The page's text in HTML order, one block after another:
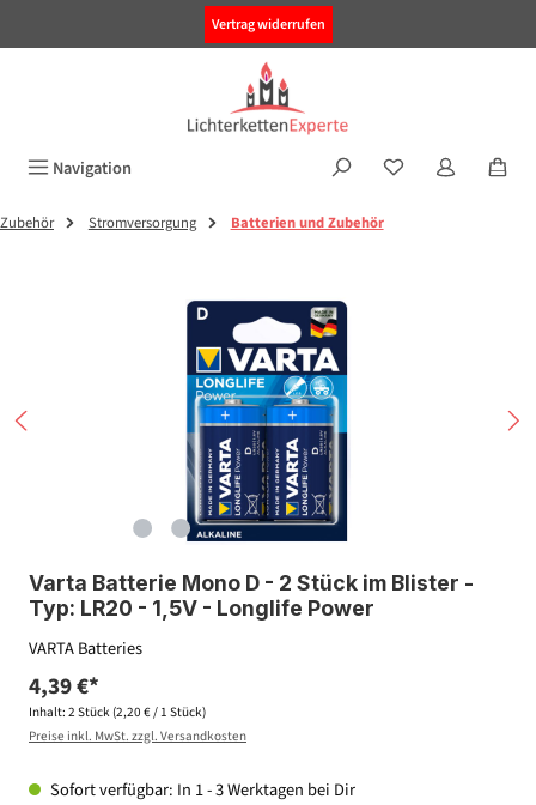
Vertrag widerrufen
Navigation
Zubehör Stromversorgung Batterien und Zubehör
Bildergalerie überspringen
Varta Batterie Mono D - 2 Stück im Blister -
Typ: LR20 - 1,5V - Longlife Power
VARTA Batteries
4,39 €*
Inhalt: 2 Stück (2,20 € / 1 Stück)
Preise inkl. MwSt. zzgl. Versandkosten
Sofort verfügbar: In 1 - 3 Werktagen bei Dir